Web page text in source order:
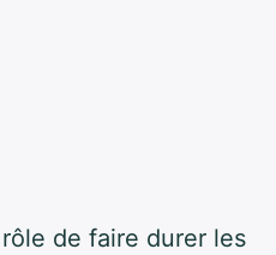
de faire durer les